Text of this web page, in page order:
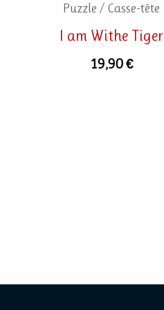
Puzzle / Casse-tête
I am Withe Tiger
19,90€